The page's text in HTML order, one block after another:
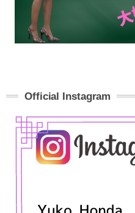
Official Instagram